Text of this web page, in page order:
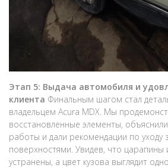
Этап 5: Выдача автомобиля и
клиента Финальным шагом стал
владельцем Acura MDX. Мы
восстановленные элементы,
работы и дали рекомендации по
поверхностями. Увидев, что
устранены, а цвет кузова выглядит